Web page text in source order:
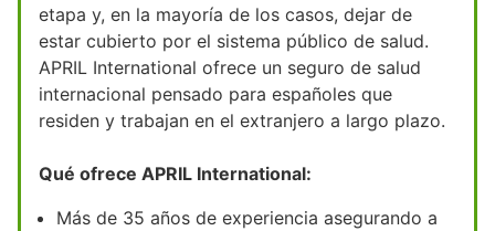
etapa y, en la mayoría de los casos, dejar de
estar cubierto por el sistema público de salud.
APRIL International ofrece un seguro de salud
internacional pensado para españoles que
residen y trabajan en el extranjero a largo plazo.
Qué ofrece APRIL International:
Más de 35 años de experiencia asegurando a